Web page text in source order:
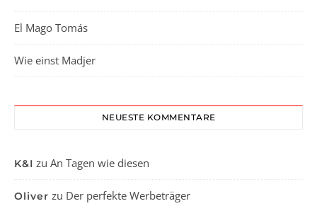
El Mago Tomás
Wie einst Madjer
NEUESTE KOMMENTARE
K&I zu An Tagen wie diesen
Oliver zu Der perfekte Werbeträger